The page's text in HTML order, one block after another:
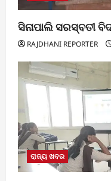
ସିନାପାଲି ସରସ୍ବତୀ
RAJDHANI REPORTER
ରାଜ୍ୟ ଖବର